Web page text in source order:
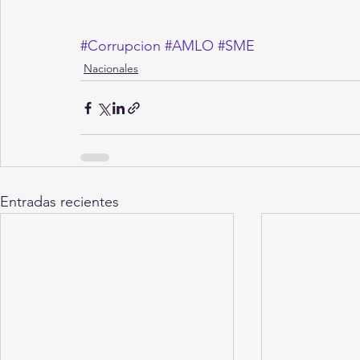
#Corrupcion #AMLO #SME
Nacionales
Entradas recientes